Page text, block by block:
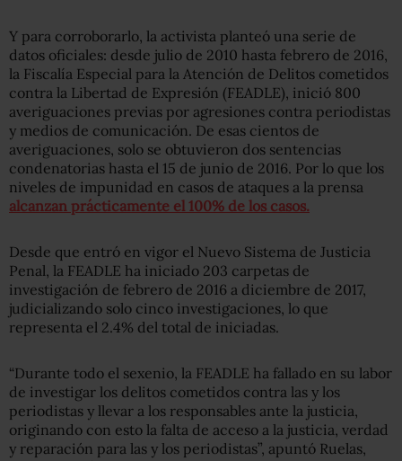
Y para corroborarlo, la activista planteó una serie de
datos oficiales: desde julio de 2010 hasta febrero de 2016,
la Fiscalía Especial para la Atención de Delitos cometidos
contra la Libertad de Expresión (FEADLE), inició 800
averiguaciones previas por agresiones contra periodistas
y medios de comunicación. De esas cientos de
averiguaciones, solo se obtuvieron dos sentencias
condenatorias hasta el 15 de junio de 2016. Por lo que los
niveles de impunidad en casos de ataques a la prensa
alcanzan prácticamente el 100% de los casos.
Desde que entró en vigor el Nuevo Sistema de Justicia
Penal, la FEADLE ha iniciado 203 carpetas de
investigación de febrero de 2016 a diciembre de 2017,
judicializando solo cinco investigaciones, lo que
representa el 2.4% del total de iniciadas.
“Durante todo el sexenio, la FEADLE ha fallado en su labor
de investigar los delitos cometidos contra las y los
periodistas y llevar a los responsables ante la justicia,
originando con esto la falta de acceso a la justicia, verdad
y reparación para las y los periodistas”, apuntó Ruelas,